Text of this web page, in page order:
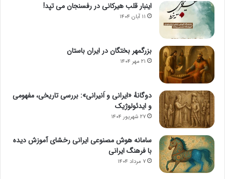
اینبار قلب هیرکانی در رفسنجان می تپد!
۱۱ آبان ۱۴۰۴
بزرگمهر بختگان در ایران باستان
۲۱ مهر ۱۴۰۴
دوگانهٔ «ایرانی و اَنیرانی»: بررسی تاریخی، مفهومی
و ایدئولوژیک
۲۷ شهریور ۱۴۰۴
سامانه هوش مصنوعی ایرانی رخشای آموزش دیده
با فرهنگ ایرانی
۷ مرداد ۱۴۰۴